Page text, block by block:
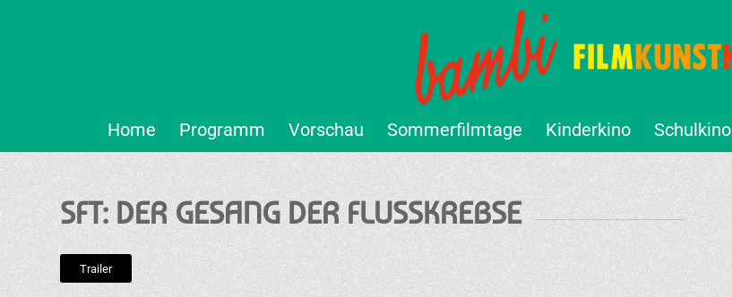
Home Programm Vorschau Sommerfilmtage Kinderkino Schulkino
SFT: DER GESANG DER FLUSSKREBSE
Trailer